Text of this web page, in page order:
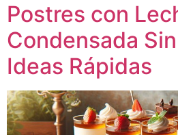
Postres con
Condensada
Ideas Rápidas